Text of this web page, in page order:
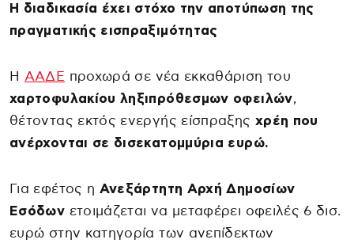
Η διαδικασία έχει στόχο την αποτύπωση της
πραγματικής εισπραξιμότητας
Η ΑΑΔΕ προχωρά σε νέα εκκαθάριση του
χαρτοφυλακίου ληξιπρόθεσμων οφειλών,
θέτοντας εκτός ενεργής είσπραξης χρέη που
ανέρχονται σε δισεκατομμύρια ευρώ.
Για εφέτος η Ανεξάρτητη Αρχή Δημοσίων
Εσόδων ετοιμάζεται να μεταφέρει οφειλές 6 δισ.
ευρώ στην κατηγορία των ανεπίδεκτων